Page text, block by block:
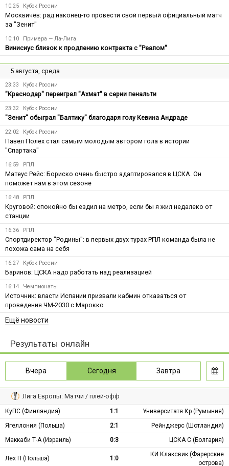
10:25 Кубок России
Москвичёв: рад наконец-то провести свой первый официальный матч
за "Зенит"
10:10 Примера — Ла-Лига
Винисиус близок к продлению контракта с "Реалом"
5 августа, среда
23:33 Кубок России
"Краснодар" переиграл "Ахмат" в серии пенальти
23:32 Кубок России
"Зенит" обыграл "Балтику" благодаря голу Кевина Андраде
22:02 Кубок России
Павел Полех стал самым молодым автором гола в истории
"Спартака"
16:59 РПЛ
Матеус Рейс: Бориско очень быстро адаптировался в ЦСКА. Он
поможет нам в этом сезоне
16:48 РПЛ
Круговой: спокойно бы ездил на метро, если бы я жил недалеко от
станции
16:36 РПЛ
Спортдиректор "Родины": в первых двух турах РПЛ команда была не
похожа сама на себя
16:27 Кубок России
Баринов: ЦСКА надо работать над реализацией
16:14 Чемпионаты
Источник: власти Испании призвали кабмин отказаться от
проведения ЧМ-2030 с Марокко
Ещё новости
Результаты онлайн
Вчера Сегодня Завтра
Лига Европы: Матчи / плей-офф
КуПС (Финляндия) 1:1
Университатя Кр (Румыния)
Ягеллония (Польша)
2:1
Рейнджерс (Шотландия)
Маккаби Т-А (Израиль)
0:3 ЦСКА С (Болгария)
Лех П (Польша) 1:0
КИ Клаксвик (Фарерские
острова)